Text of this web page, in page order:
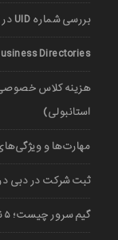
بررسی شماره UID در امارات (UAE Unified Number)
Directories
استانبولی)
مهارت‌ها و
ثبت شرکت در دبی در
گیم سرور چیست؛ ۵ نوع محبوب آن